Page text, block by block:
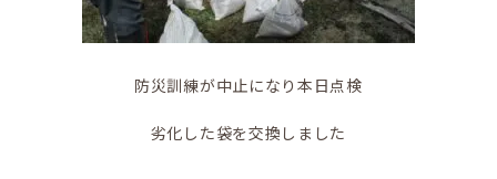
防災訓練が中止になり本日点検
劣化した袋を交換しました